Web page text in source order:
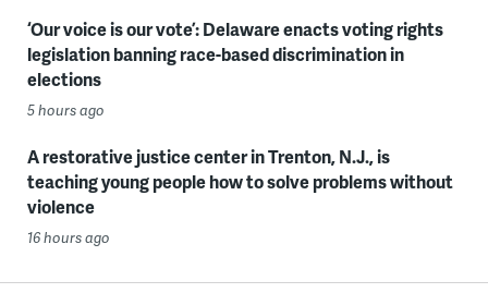
‘Our voice is our vote’: Delaware enacts voting rights
legislation banning race-based discrimination in
elections
5 hours ago
A restorative justice center in Trenton, N.J., is
teaching young people how to solve problems without
violence
16 hours ago